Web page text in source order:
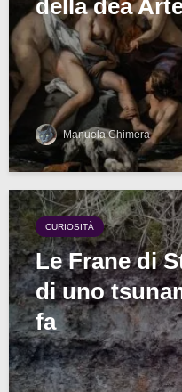
della dea
Manuela Chimera
CURIOSITÀ
Le Frane di
di uno
fa